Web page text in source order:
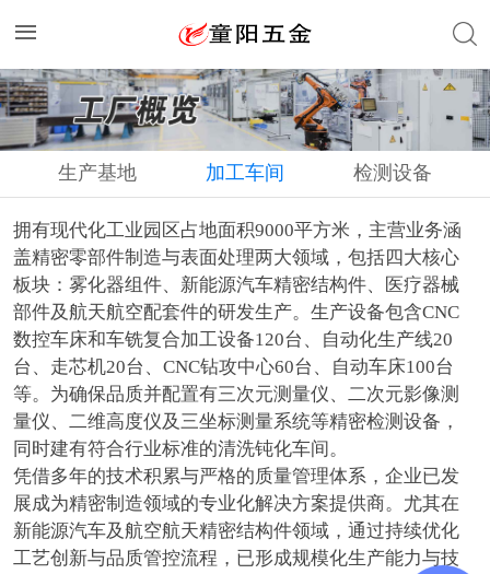
生产基地 加工车间 检测设备
拥有现代化工业园区占地面积9000平方米，主营业务涵
盖精密零部件制造与表面处理两大领域，包括四大核心
板块：雾化器组件、新能源汽车精密结构件、医疗器械
部件及航天航空配套件的研发生产。生产设备包含CNC
数控车床和车铣复合加工设备120台、自动化生产线20
台、走芯机20台、CNC钻攻中心60台、自动车床100台
等。为确保品质并配置有三次元测量仪、二次元影像测
量仪、二维高度仪及三坐标测量系统等精密检测设备，
同时建有符合行业标准的清洗钝化车间。
凭借多年的技术积累与严格的质量管理体系，企业已发
展成为精密制造领域的专业化解决方案提供商。尤其在
新能源汽车及航空航天精密结构件领域，通过持续优化
工艺创新与品质管控流程，已形成规模化生产能力与技